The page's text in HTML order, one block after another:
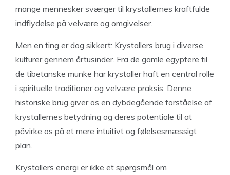
mange mennesker sværger til krystallernes kraftfulde
indflydelse på velvære og omgivelser.
Men en ting er dog sikkert: Krystallers brug i diverse
kulturer gennem årtusinder. Fra de gamle egyptere til
de tibetanske munke har krystaller haft en central rolle
i spirituelle traditioner og velvære praksis. Denne
historiske brug giver os en dybdegående forståelse af
krystallernes betydning og deres potentiale til at
påvirke os på et mere intuitivt og følelsesmæssigt
plan.
Krystallers energi er ikke et spørgsmål om